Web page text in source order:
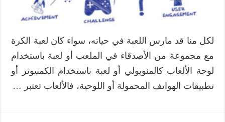
لكل منا قد مارس اللعبة في حياته، سواء كان لعبة الكرة
مع مجموعة من الأصدقاء في الملعب أو لعبة باستخدام
لوحة الألعاب كالمنوبولي أو لعبة باستخدام الكمبيوتر أو
تطبيقات الهواتف المحمولة أو اللوحية، فالألعاب تعتبر …